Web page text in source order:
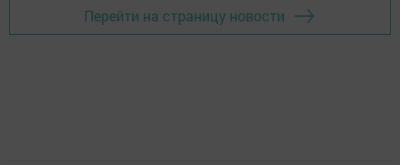
Перейти на страницу новости